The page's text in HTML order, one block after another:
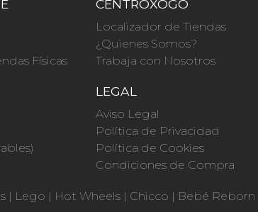
Físicas
CENTROXOGO
Localizador de Tiendas
¿Quienes Somos?
Trabaja con Nosotros
LEGAL
Aviso Legal
Política de Privacidad
Política de Cookies
Condiciones de Compra
| Lego | Hot Wheels | Chicco | Bebé Reborn